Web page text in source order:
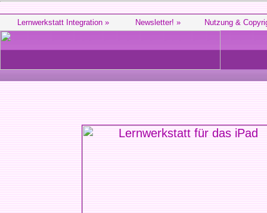
Lernwerkstatt Integration » Newsletter! » Nutzung &